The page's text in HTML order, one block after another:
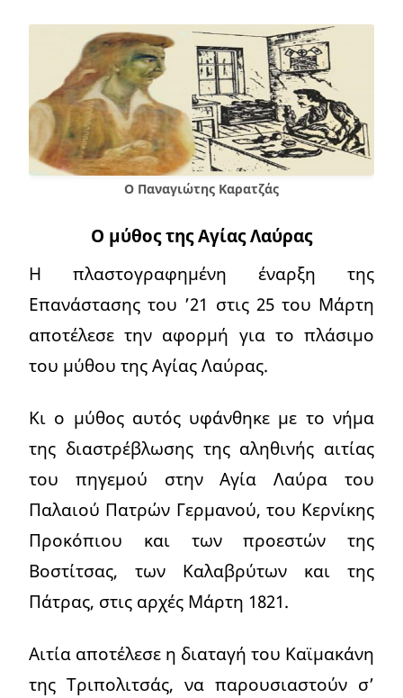
Ο Παναγιώτης Καρατζάς
Ο μύθος της Αγίας Λαύρας
Η πλαστογραφημένη έναρξη της
Επανάστασης του ’21 στις 25 του Μάρτη
αποτέλεσε την αφορμή για το πλάσιμο
του μύθου της Αγίας Λαύρας.
Κι ο μύθος αυτός υφάνθηκε με το νήμα
της διαστρέβλωσης της αληθινής αιτίας
του πηγεμού στην Αγία Λαύρα του
Παλαιού Πατρών Γερμανού, του Κερνίκης
Προκόπιου και των προεστών της
Βοστίτσας, των Καλαβρύτων και της
Πάτρας, στις αρχές Μάρτη 1821.
Αιτία αποτέλεσε η διαταγή του Καϊμακάνη
της Τριπολιτσάς, να παρουσιαστούν σ’